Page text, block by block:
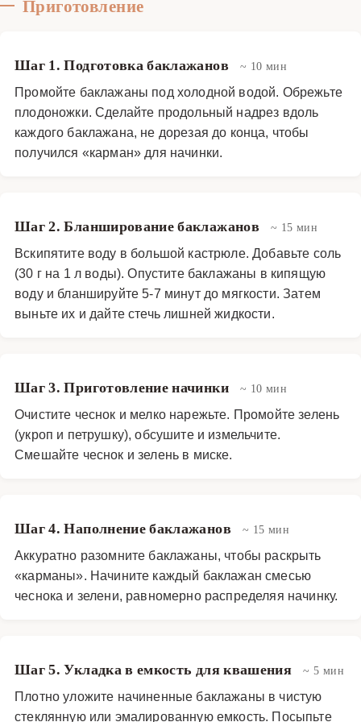
Основные блюда·Овощные блюда
Приготовление
Шаг 1. Подготовка баклажанов ~ 10 мин
Промойте баклажаны под холодной водой. Обрежьте
плодоножки. Сделайте продольный надрез вдоль
каждого баклажана, не дорезая до конца, чтобы
получился «карман» для начинки.
Шаг 2. Бланширование баклажанов ~ 15 мин
Вскипятите воду в большой кастрюле. Добавьте соль
(30 г на 1 л воды). Опустите баклажаны в кипящую
воду и бланшируйте 5-7 минут до мягкости. Затем
выньте их и дайте стечь лишней жидкости.
Шаг 3. Приготовление начинки ~ 10 мин
Очистите чеснок и мелко нарежьте. Промойте зелень
(укроп и петрушку), обсушите и измельчите.
Смешайте чеснок и зелень в миске.
Шаг 4. Наполнение баклажанов ~ 15 мин
Аккуратно разомните баклажаны, чтобы раскрыть
«карманы». Начините каждый баклажан смесью
чеснока и зелени, равномерно распределяя начинку.
Шаг 5. Укладка в емкость для квашения ~ 5 мин
Плотно уложите начиненные баклажаны в чистую
стеклянную или эмалированную емкость. Посыпьте